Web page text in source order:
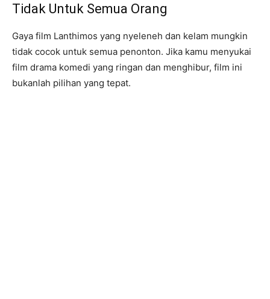
Tidak Untuk Semua Orang
Gaya film Lanthimos yang nyeleneh dan kelam mungkin
tidak cocok untuk semua penonton. Jika kamu menyukai
film drama komedi yang ringan dan menghibur, film ini
bukanlah pilihan yang tepat.